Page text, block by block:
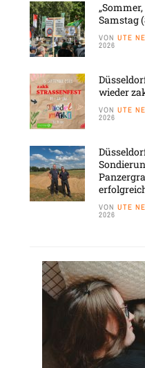
„Sommer,
Samstag
VON UTE
2026
wieder
VON UTE
2026
VON UTE
2026